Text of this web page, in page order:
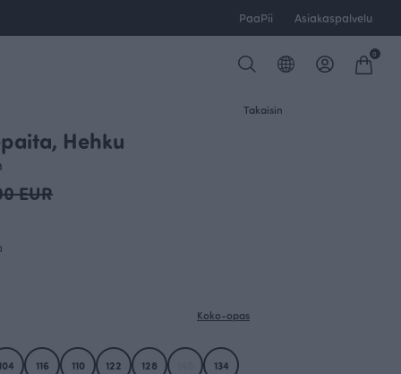
PaaPii Asiakaspalvelu
0
Takaisin
Hehku
EUR
Koko-opas
116 110 122 128 134